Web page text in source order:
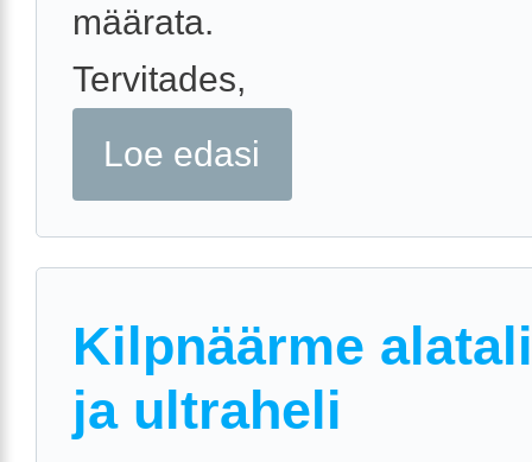
määrata.
Tervitades,
Loe edasi
Kilpnäärme
ja ultraheli